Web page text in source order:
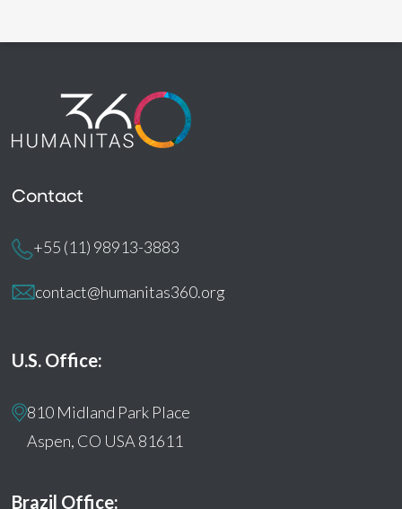
Contact
+55 (11) 98913-3883
contact@humanitas360.org
U.S. Office:
810 Midland Park Place
Aspen, CO USA 81611
Brazil Office: